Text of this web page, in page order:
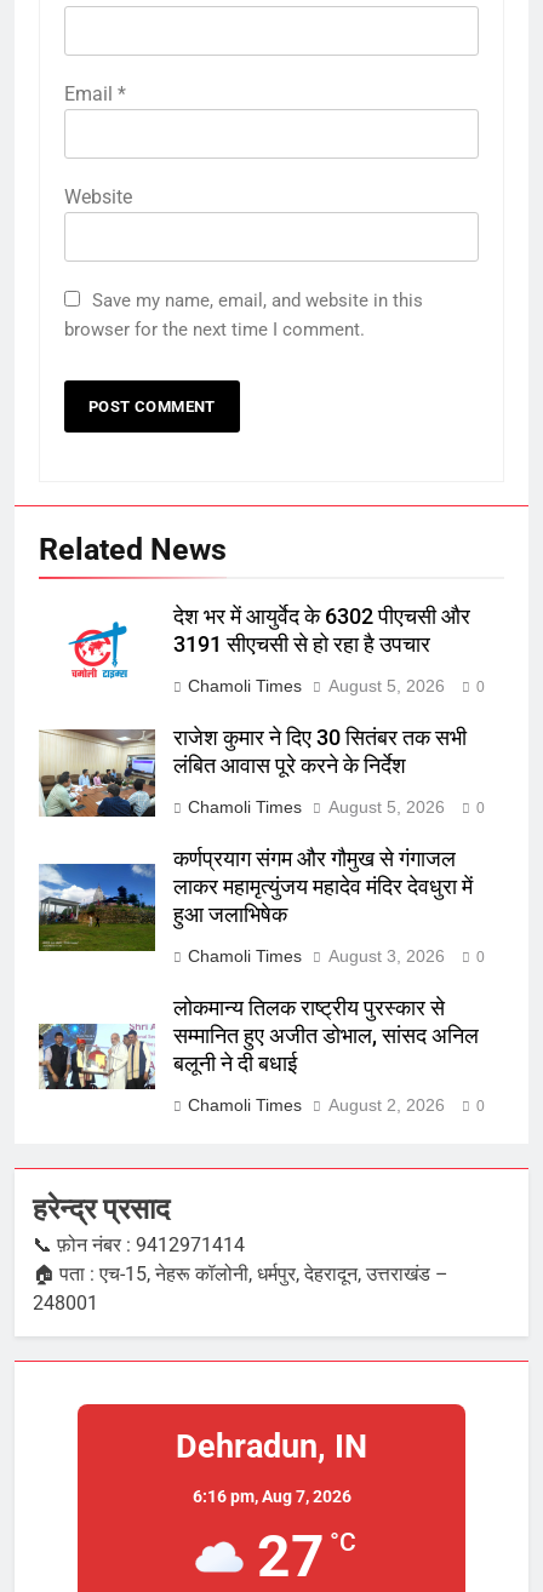
Email *
Website
Save my name, email, and website in this
browser for the next time I comment.
Related News
देश भर में आयुर्वेद के 6302 पीएचसी और
3191 सीएचसी से हो रहा है उपचार
Chamoli Times August 5, 2026 0
राजेश कुमार ने दिए 30 सितंबर तक सभी
लंबित आवास पूरे करने के निर्देश
Chamoli Times August 5, 2026 0
कर्णप्रयाग संगम और गौमुख से गंगाजल
लाकर महामृत्युंजय महादेव मंदिर देवधुरा में
हुआ जलाभिषेक
Chamoli Times August 3, 2026 0
लोकमान्य तिलक राष्ट्रीय पुरस्कार से
सम्मानित हुए अजीत डोभाल, सांसद अनिल
बलूनी ने दी बधाई
Chamoli Times August 2, 2026 0
हरेन्द्र प्रसाद
📞 फ़ोन नंबर : 9412971414
🏠 पता : एच-15, नेहरू कॉलोनी, धर्मपुर, देहरादून, उत्तराखंड –
248001
Dehradun, IN
6:16 pm,Aug 7, 2026
27 °C